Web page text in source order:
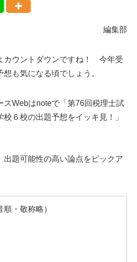
編集部
カウントダウンですね！ 今年受
も気になる頃でしょう。
スWebはnoteで「第76回税理士試
６校の出題予想をイッキ見！」
出題可能性の高い論点をピックア
順・敬称略）